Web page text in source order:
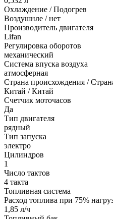
Охлаждение / Подогрев
Воздушнле / нет
Производитель двигателя
Lifan
Регулировка оборотов
механический
Система впуска воздуха
атмосферная
Страна происхождения /
Китай / Китай
Счетчик моточасов
Да
Тип двигателя
рядный
Тип запуска
электро
Цилиндров
1
Число тактов
4 такта
Топливная система
Расход топлива при 75%
1,85 л/ч